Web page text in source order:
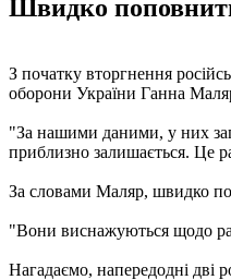
Швидко
З початку вторгнення
оборони України Ганна
"За нашими даними, у них
приблизно залишається. Це
За словами Маляр, швидко
"Вони виснажуються щодо
Нагадаємо, напередодні дві